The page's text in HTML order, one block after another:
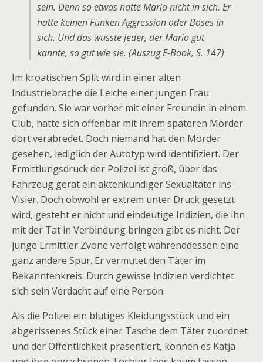
sein. Denn so etwas hatte Mario nicht in sich. Er
hatte keinen Funken Aggression oder Böses in
sich. Und das wusste jeder, der Mario gut
kannte, so gut wie sie. (Auszug E-Book, S. 147)
Im kroatischen Split wird in einer alten
Industriebrache die Leiche einer jungen Frau
gefunden. Sie war vorher mit einer Freundin in einem
Club, hatte sich offenbar mit ihrem späteren Mörder
dort verabredet. Doch niemand hat den Mörder
gesehen, lediglich der Autotyp wird identifiziert. Der
Ermittlungsdruck der Polizei ist groß, über das
Fahrzeug gerät ein aktenkundiger Sexualtäter ins
Visier. Doch obwohl er extrem unter Druck gesetzt
wird, gesteht er nicht und eindeutige Indizien, die ihn
mit der Tat in Verbindung bringen gibt es nicht. Der
junge Ermittler Zvone verfolgt währenddessen eine
ganz andere Spur. Er vermutet den Täter im
Bekanntenkreis. Durch gewisse Indizien verdichtet
sich sein Verdacht auf eine Person.
Als die Polizei ein blutiges Kleidungsstück und ein
abgerissenes Stück einer Tasche dem Täter zuordnet
und der Öffentlichkeit präsentiert, können es Katja